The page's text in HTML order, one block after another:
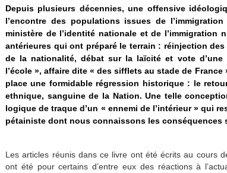
Depuis plusieurs décennies, une offensive
l’encontre des populations issues de
ministère de l’identité nationale et de l’immigration
antérieures qui ont préparé le terrain : réinjection
de la nationalité, débat sur la laïcité et vote
l’école », affaire dite « des sifflets au stade de
place une formidable régression historique : le
ethnique, sanguine de la Nation. Une telle
logique de traque d’un « ennemi de l’intérieur » qui
pétainiste dont nous connaissons les conséquences
Les articles réunis dans ce livre ont été écrits au cours
ont été pour certains d’entre eux des réactions à